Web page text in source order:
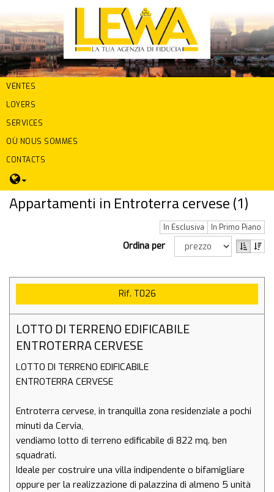
VENTES
LOYERS
SERVICES
OÙ NOUS SOMMES
CONTACTS
Appartamenti in Entroterra cervese (1)
In Esclusiva In Primo Piano
Ordina per
Rif. T026
LOTTO DI TERRENO EDIFICABILE
ENTROTERRA CERVESE
LOTTO DI TERRENO EDIFICABILE
ENTROTERRA CERVESE
Entroterra cervese, in tranquilla zona residenziale a pochi
minuti da Cervia,
vendiamo lotto di terreno edificabile di 822 mq. ben
squadrati.
Ideale per costruire una villa indipendente o bifamigliare
oppure per la realizzazione di palazzina di almeno 5 unità